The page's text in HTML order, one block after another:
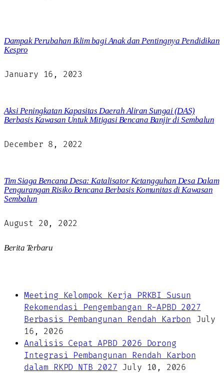
Dampak Perubahan Iklim bagi Anak dan Pentingnya Pendidikan
Kespro
January 16, 2023
Aksi Peningkatan Kapasitas Daerah Aliran Sungai (DAS)
Berbasis Kawasan Untuk Mitigasi Bencana Banjir di Sembalun
December 8, 2022
Tim Siaga Bencana Desa: Katalisator Ketangguhan Desa Dalam
Pengurangan Risiko Bencana Berbasis Komunitas di Kawasan
Sembalun
August 20, 2022
Berita Terbaru
Meeting Kelompok Kerja PRKBI Susun
Rekomendasi Pengembangan R-APBD 2027
Berbasis Pembangunan Rendah Karbon July
16, 2026
Analisis Cepat APBD 2026 Dorong
Integrasi Pembangunan Rendah Karbon
dalam RKPD NTB 2027 July 10, 2026